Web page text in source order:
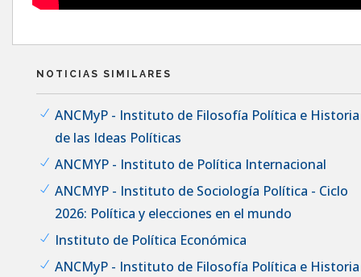
NOTICIAS SIMILARES
ANCMyP - Instituto de Filosofía Política e Historia
de las Ideas Políticas
ANCMYP - Instituto de Política Internacional
ANCMYP - Instituto de Sociología Política - Ciclo
2026: Política y elecciones en el mundo
Instituto de Política Económica
ANCMyP - Instituto de Filosofía Política e Historia